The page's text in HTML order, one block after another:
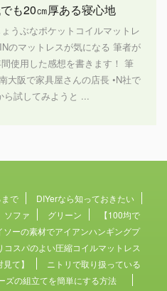
も20㎝厚ある寝心地
うぶなポケットコイルマットレ
のマットレスが気になる 筆者が
使用した感想を書きます！ 筆
大阪で家具屋さんの店長 •N社で
ら試してみようと ...
で
DIYerなら知っておきたい
ソファ グリーン
【100均で
ーの素材でアイアンハンギングプ
コスパのよい圧縮コイルマットレス
て】
ニトリで取り扱っている
ズの組立てを簡単にする方法